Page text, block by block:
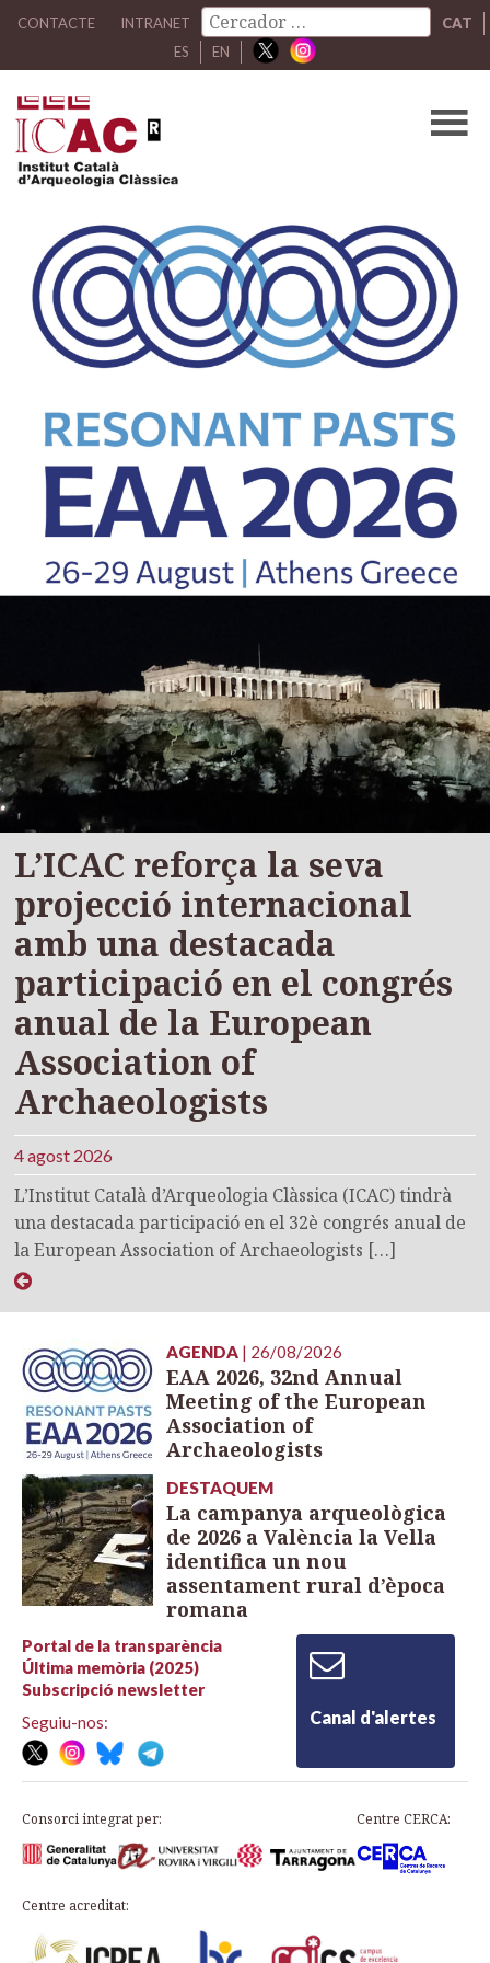
CONTACTE INTRANET
CAT
ES
EN
L’ICAC reforça la seva
projecció internacional
amb una destacada
participació en el congrés
anual de la European
Association of
Archaeologists
4 agost 2026
L’Institut Català d’Arqueologia Clàssica (ICAC) tindrà
una destacada participació en el 32è congrés anual de
la European Association of Archaeologists […]
AGENDA | 26/08/2026
EAA 2026, 32nd Annual
Meeting of the European
Association of
Archaeologists
DESTAQUEM
La campanya arqueològica
de 2026 a València la Vella
identifica un nou
assentament rural d’època
romana
Portal de la transparència
Última memòria (2025)
Subscripció newsletter
Seguiu-nos:
Canal d'alertes
Consorci integrat per: Centre CERCA:
Centre acreditat: